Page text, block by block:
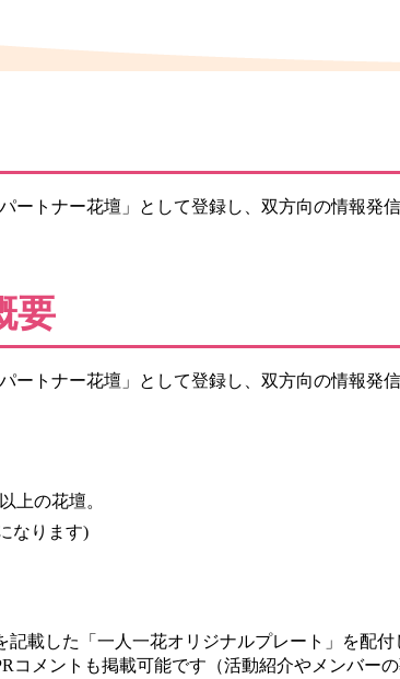
トナー花壇」として登録し、双方向の情報発
要
トナー花壇」として登録し、双方向の情報発
上の花壇。
なります)
載した「一人一花オリジナルプレート」を配付
メントも掲載可能です（活動紹介やメンバーの